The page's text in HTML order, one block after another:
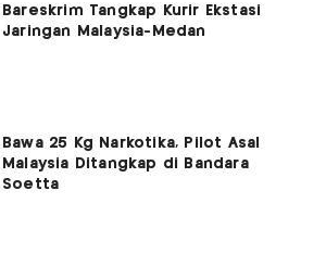
Bareskrim Tangkap Kurir Ekstasi
Jaringan Malaysia-Medan
Bawa 25 Kg Narkotika, Pilot Asal
Malaysia Ditangkap di Bandara
Soetta